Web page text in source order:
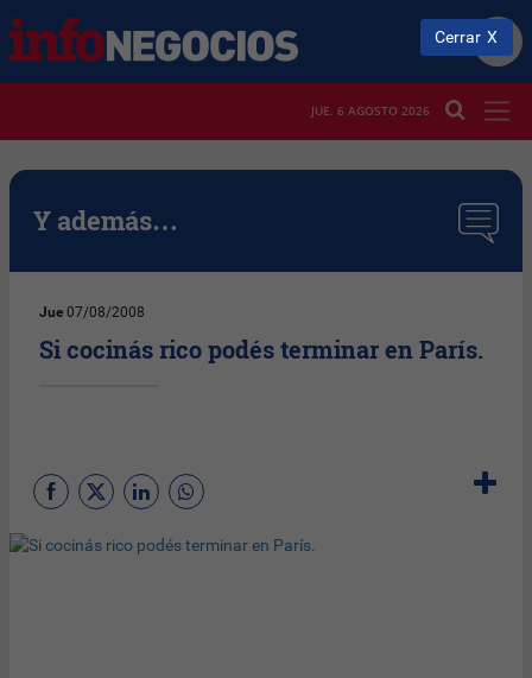
JUE. 6 AGOSTO 2026
Y además…
Jue 07/08/2008
Si cocinás rico podés terminar en París.
Cerrar